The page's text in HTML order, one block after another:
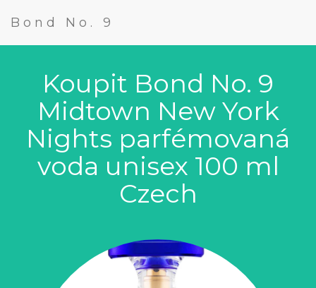
Bond No. 9
Koupit Bond No. 9
Midtown New York
Nights parfémovaná
voda unisex 100 ml
Czech